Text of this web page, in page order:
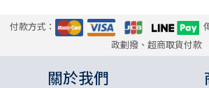
付款方式：
政劃撥、超商取貨付款
關於我們